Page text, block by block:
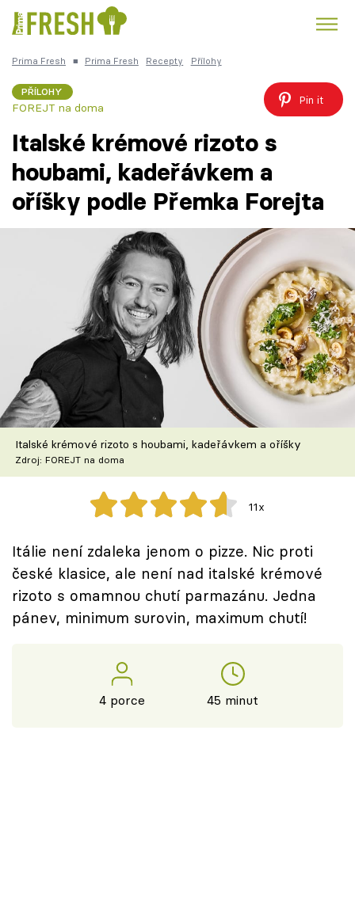
Česká kuchyně
Témata
TV Program
Škola vaření
Recepty z TV
Speciál: Cuketa
Těhotnej kuchař
Přihlášení
Prima Fresh ■ Prima Fresh Recepty Přílohy
PŘÍLOHY
FOREJT na doma
Pin it
Italské krémové rizoto s
houbami, kadeřávkem a
oříšky podle Přemka Forejta
Italské krémové rizoto s houbami, kadeřávkem a oříšky
Zdroj: FOREJT na doma
11x
Itálie není zdaleka jenom o pizze. Nic proti
české klasice, ale není nad italské krémové
rizoto s omamnou chutí parmazánu. Jedna
pánev, minimum surovin, maximum chutí!
4 porce 45 minut